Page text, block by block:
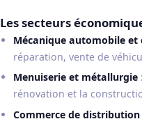
Les secteurs
Mécanique automobile et
réparation, vente de
Menuiserie et métallurgie
rénovation et la
Commerce de distribution